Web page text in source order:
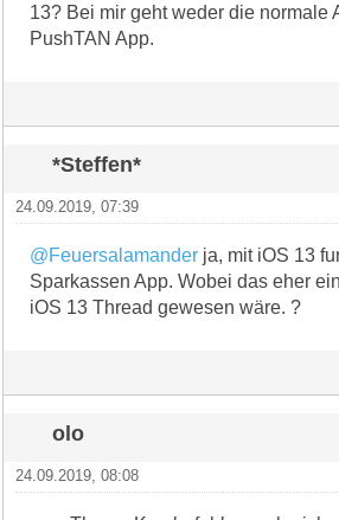
13? Bei mir geht weder die normale
PushTAN App.
*Steffen*
24.09.2019, 07:39
@Feuersalamander ja, mit iOS 13
Sparkassen App. Wobei das eher
iOS 13 Thread gewesen wäre. ?
olo
24.09.2019, 08:08